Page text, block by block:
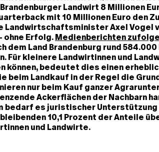
Landwirt 8 Millionen
mit 10 Millionen Euro den
Landwirtschaftsminister Axel Vogel
ohne Erfolg. Medienberichten zufolge
dem Land Brandenburg rund 584.000
Für kleinere Landwirtinnen und
können, bedeutet dies einen
beim Landkauf in der Regel die
nur beim Kauf ganzer
Ackerflächen der Nachbarn
bedarf es juristischer Unterstützung
10,1 Prozent der Anteile
und Landwirte.